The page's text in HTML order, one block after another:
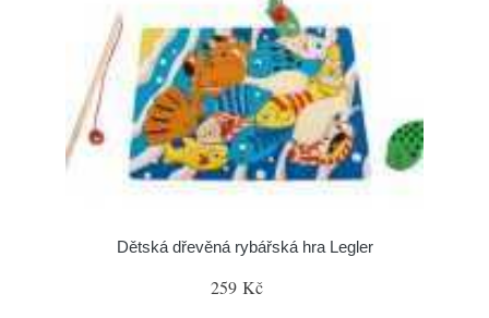
Dětská dřevěná rybářská hra Legler
259 Kč